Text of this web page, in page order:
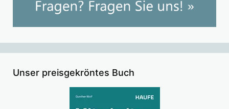
Unser preisgekröntes Buch